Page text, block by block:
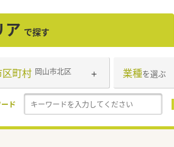
ア で探す
町村 岡山市北区 業種を選ぶ
ド